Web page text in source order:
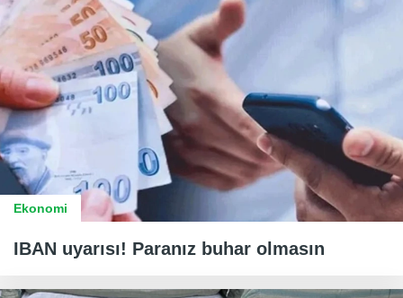
Ekonomi
IBAN uyarısı! Paranız buhar olmasın